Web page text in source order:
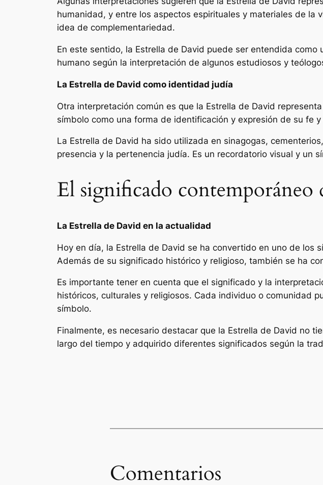
humanidad, y entre los aspectos espirituales y materiales de
idea de complementariedad.
En este sentido, la Estrella de David puede ser entendida
humano según la interpretación de algunos estudiosos y
La Estrella de David como identidad judía
Otra interpretación común es que la Estrella de David
símbolo como una forma de identificación y expresión de su fe y
La Estrella de David ha sido utilizada en sinagogas,
presencia y la pertenencia judía. Es un recordatorio visual y
El significado contemporáneo
La Estrella de David en la actualidad
Hoy en día, la Estrella de David se ha convertido en uno de los
Además de su significado histórico y religioso, también se ha
Es importante tener en cuenta que el significado y la
históricos, culturales y religiosos. Cada individuo o comunidad
símbolo.
Finalmente, es necesario destacar que la Estrella de David no
largo del tiempo y adquirido diferentes significados según la
Comentarios